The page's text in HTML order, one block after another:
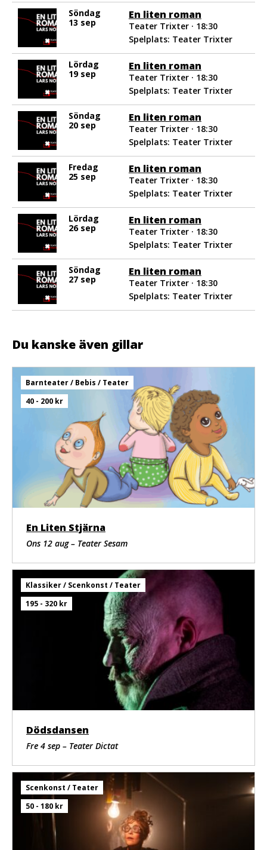
Söndag
13 sep
En liten roman
Teater Trixter · 18:30
Spelplats: Teater Trixter
Lördag
19 sep
En liten roman
Teater Trixter · 18:30
Spelplats: Teater Trixter
Söndag
20 sep
En liten roman
Teater Trixter · 18:30
Spelplats: Teater Trixter
Fredag
25 sep
En liten roman
Teater Trixter · 18:30
Spelplats: Teater Trixter
Lördag
26 sep
En liten roman
Teater Trixter · 18:30
Spelplats: Teater Trixter
Söndag
27 sep
En liten roman
Teater Trixter · 18:30
Spelplats: Teater Trixter
Du kanske även gillar
Barnteater / Bebis / Teater
40 - 200 kr
En Liten Stjärna
Ons 12 aug – Teater Sesam
Klassiker / Scenkonst / Teater
195 - 320 kr
Dödsdansen
Fre 4 sep – Teater Dictat
Scenkonst / Teater
50 - 180 kr